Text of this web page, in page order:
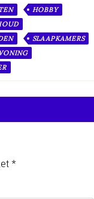
HOBBY
SLAAPKAMERS
*